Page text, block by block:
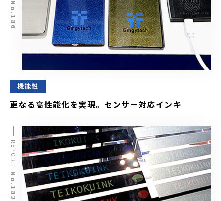
No.186
機能性
更なる高性能化を実現。センサー対応インキ
REPORT
No.182